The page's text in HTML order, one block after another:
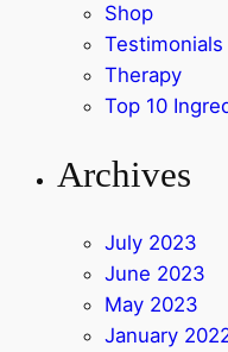
Shop
Testimonials
Therapy
Top 10
Archives
July 2023
June 2023
May 2023
January